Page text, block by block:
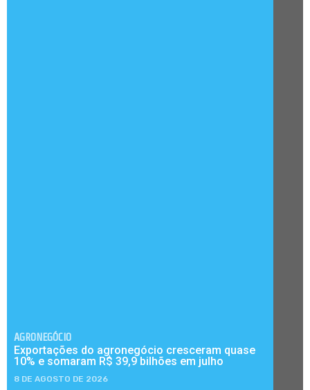
AGRONEGÓCIO
Exportações do agronegócio cresceram quase
10% e somaram R$ 39,9 bilhões em julho
8 DE AGOSTO DE 2026